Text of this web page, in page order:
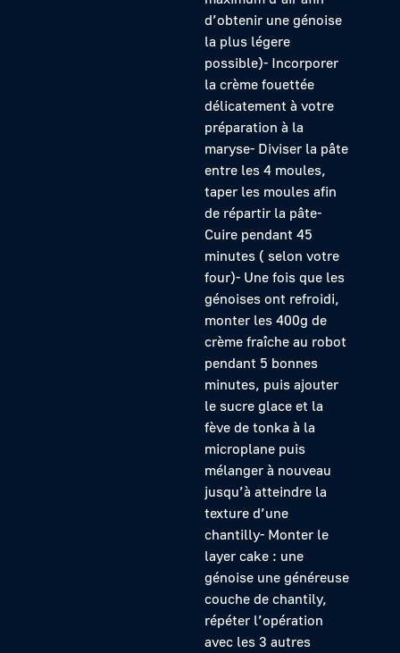
d’obtenir une génoise
la plus légere
possible)- Incorporer
la crème fouettée
délicatement à votre
préparation à la
maryse- Diviser la pâte
entre les 4 moules,
taper les moules afin
de répartir la pâte-
Cuire pendant 45
minutes ( selon votre
four)- Une fois que les
génoises ont refroidi,
monter les 400g de
crème fraîche au robot
pendant 5 bonnes
minutes, puis ajouter
le sucre glace et la
fève de tonka à la
microplane puis
mélanger à nouveau
jusqu’à atteindre la
texture d’une
chantilly- Monter le
layer cake : une
génoise une généreuse
couche de chantily,
répéter l’opération
avec les 3 autres